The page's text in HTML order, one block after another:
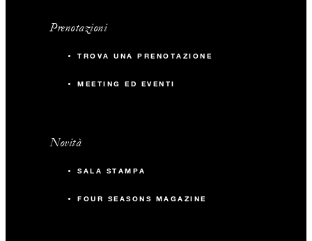
Prenotazioni
TROVA UNA PRENOTAZIONE
MEETING ED EVENTI
Novità
SALA STAMPA
FOUR SEASONS MAGAZINE